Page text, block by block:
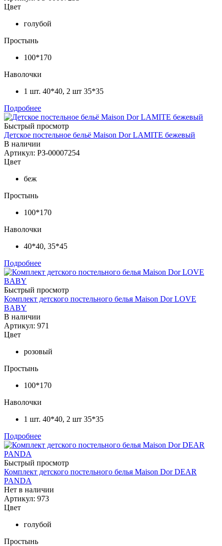
Цвет
голубой
Простынь
100*170
Наволочки
1 шт. 40*40, 2 шт 35*35
Подробнее
Быстрый просмотр
Детское постельное бельё Maison Dor LAMITE бежевый
В наличии
Артикул: РЗ-00007254
Цвет
беж
Простынь
100*170
Наволочки
40*40, 35*45
Подробнее
Быстрый просмотр
Комплект детского постельного белья Maison Dor LOVE
BABY
В наличии
Артикул: 971
Цвет
розовый
Простынь
100*170
Наволочки
1 шт. 40*40, 2 шт 35*35
Подробнее
Быстрый просмотр
Комплект детского постельного белья Maison Dor DEAR
PANDA
Нет в наличии
Артикул: 973
Цвет
голубой
Простынь